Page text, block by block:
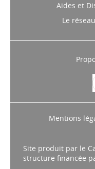
Aides et
Le
Mentions
Site produit par le
structure financée